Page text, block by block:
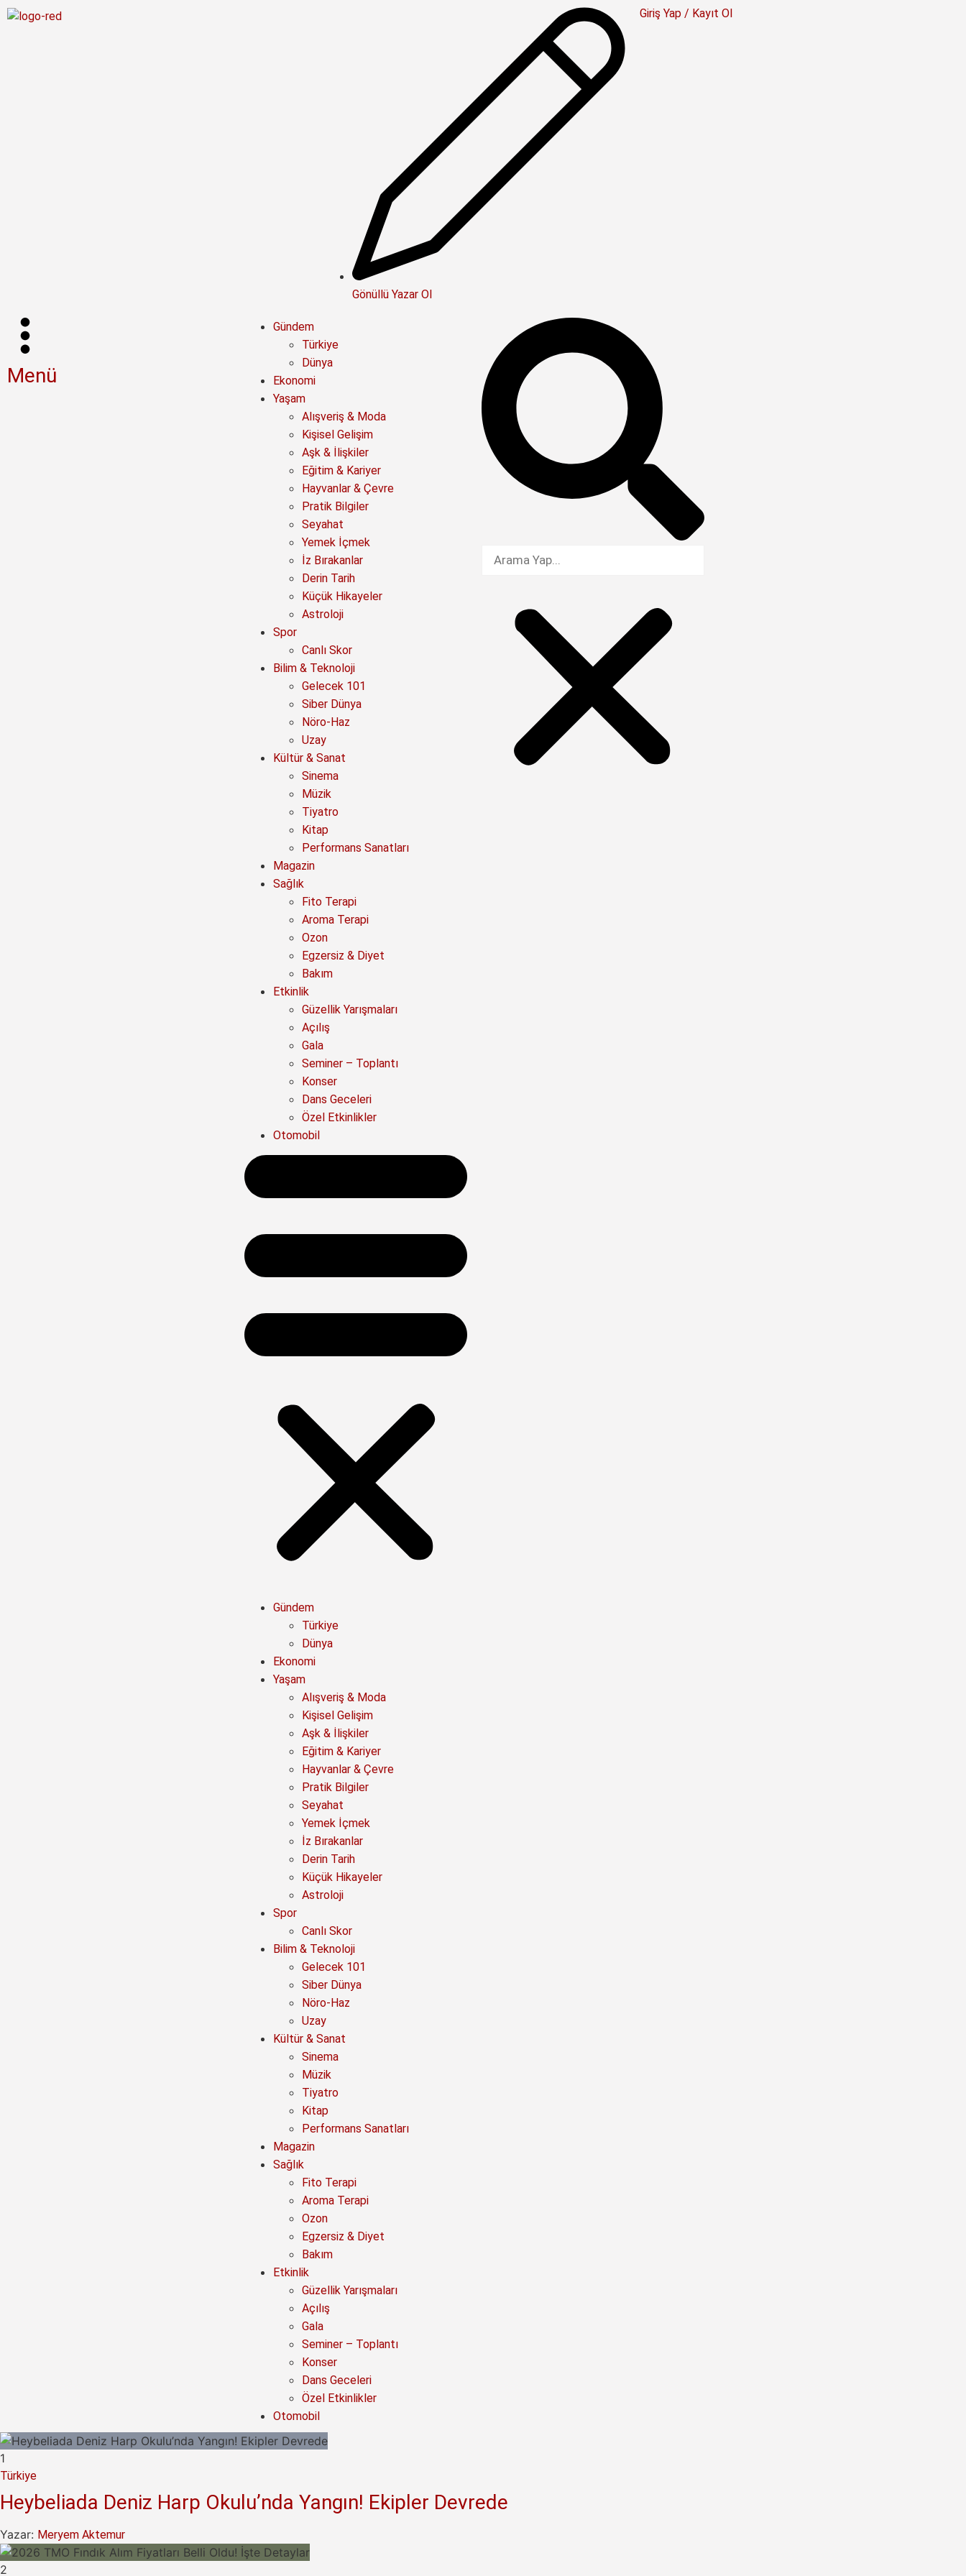
Gönüllü Yazar Ol
Giriş Yap / Kayıt Ol
Menü
Gündem
Türkiye
Dünya
Ekonomi
Yaşam
Alışveriş & Moda
Kişisel Gelişim
Aşk & İlişkiler
Eğitim & Kariyer
Hayvanlar & Çevre
Pratik Bilgiler
Seyahat
Yemek İçmek
İz Bırakanlar
Derin Tarih
Küçük Hikayeler
Astroloji
Spor
Canlı Skor
Bilim & Teknoloji
Gelecek 101
Siber Dünya
Nöro-Haz
Uzay
Kültür & Sanat
Sinema
Müzik
Tiyatro
Kitap
Performans Sanatları
Magazin
Sağlık
Fito Terapi
Aroma Terapi
Ozon
Egzersiz & Diyet
Bakım
Etkinlik
Güzellik Yarışmaları
Açılış
Gala
Seminer – Toplantı
Konser
Dans Geceleri
Özel Etkinlikler
Otomobil
Gündem
Türkiye
Dünya
Ekonomi
Yaşam
Alışveriş & Moda
Kişisel Gelişim
Aşk & İlişkiler
Eğitim & Kariyer
Hayvanlar & Çevre
Pratik Bilgiler
Seyahat
Yemek İçmek
İz Bırakanlar
Derin Tarih
Küçük Hikayeler
Astroloji
Spor
Canlı Skor
Bilim & Teknoloji
Gelecek 101
Siber Dünya
Nöro-Haz
Uzay
Kültür & Sanat
Sinema
Müzik
Tiyatro
Kitap
Performans Sanatları
Magazin
Sağlık
Fito Terapi
Aroma Terapi
Ozon
Egzersiz & Diyet
Bakım
Etkinlik
Güzellik Yarışmaları
Açılış
Gala
Seminer – Toplantı
Konser
Dans Geceleri
Özel Etkinlikler
Otomobil
1
Türkiye
Heybeliada Deniz Harp Okulu’nda Yangın! Ekipler Devrede
Yazar: Meryem Aktemur
2